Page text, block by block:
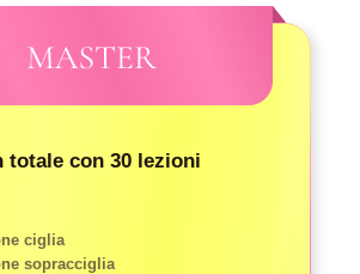
totale con 30 lezioni
ciglia
sopracciglia